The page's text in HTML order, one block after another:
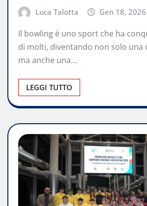
Luca Talotta Gen 18, 2026
Il bowling è uno sport che ha
di molti, diventando non solo una
ma anche una…
LEGGI TUTTO